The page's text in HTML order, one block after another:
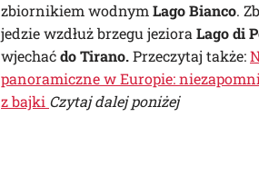
zbiornikiem wodnymLago Bianco.
jedzie wzdłuż brzegu jezioraLago di
wjechaćdo Tirano.Przeczytaj także:
panoramiczne w Europie:
z bajki Czytaj dalej poniżej